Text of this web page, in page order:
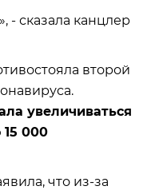
сказала канцлер
второй
увеличиваться
000
что из-за